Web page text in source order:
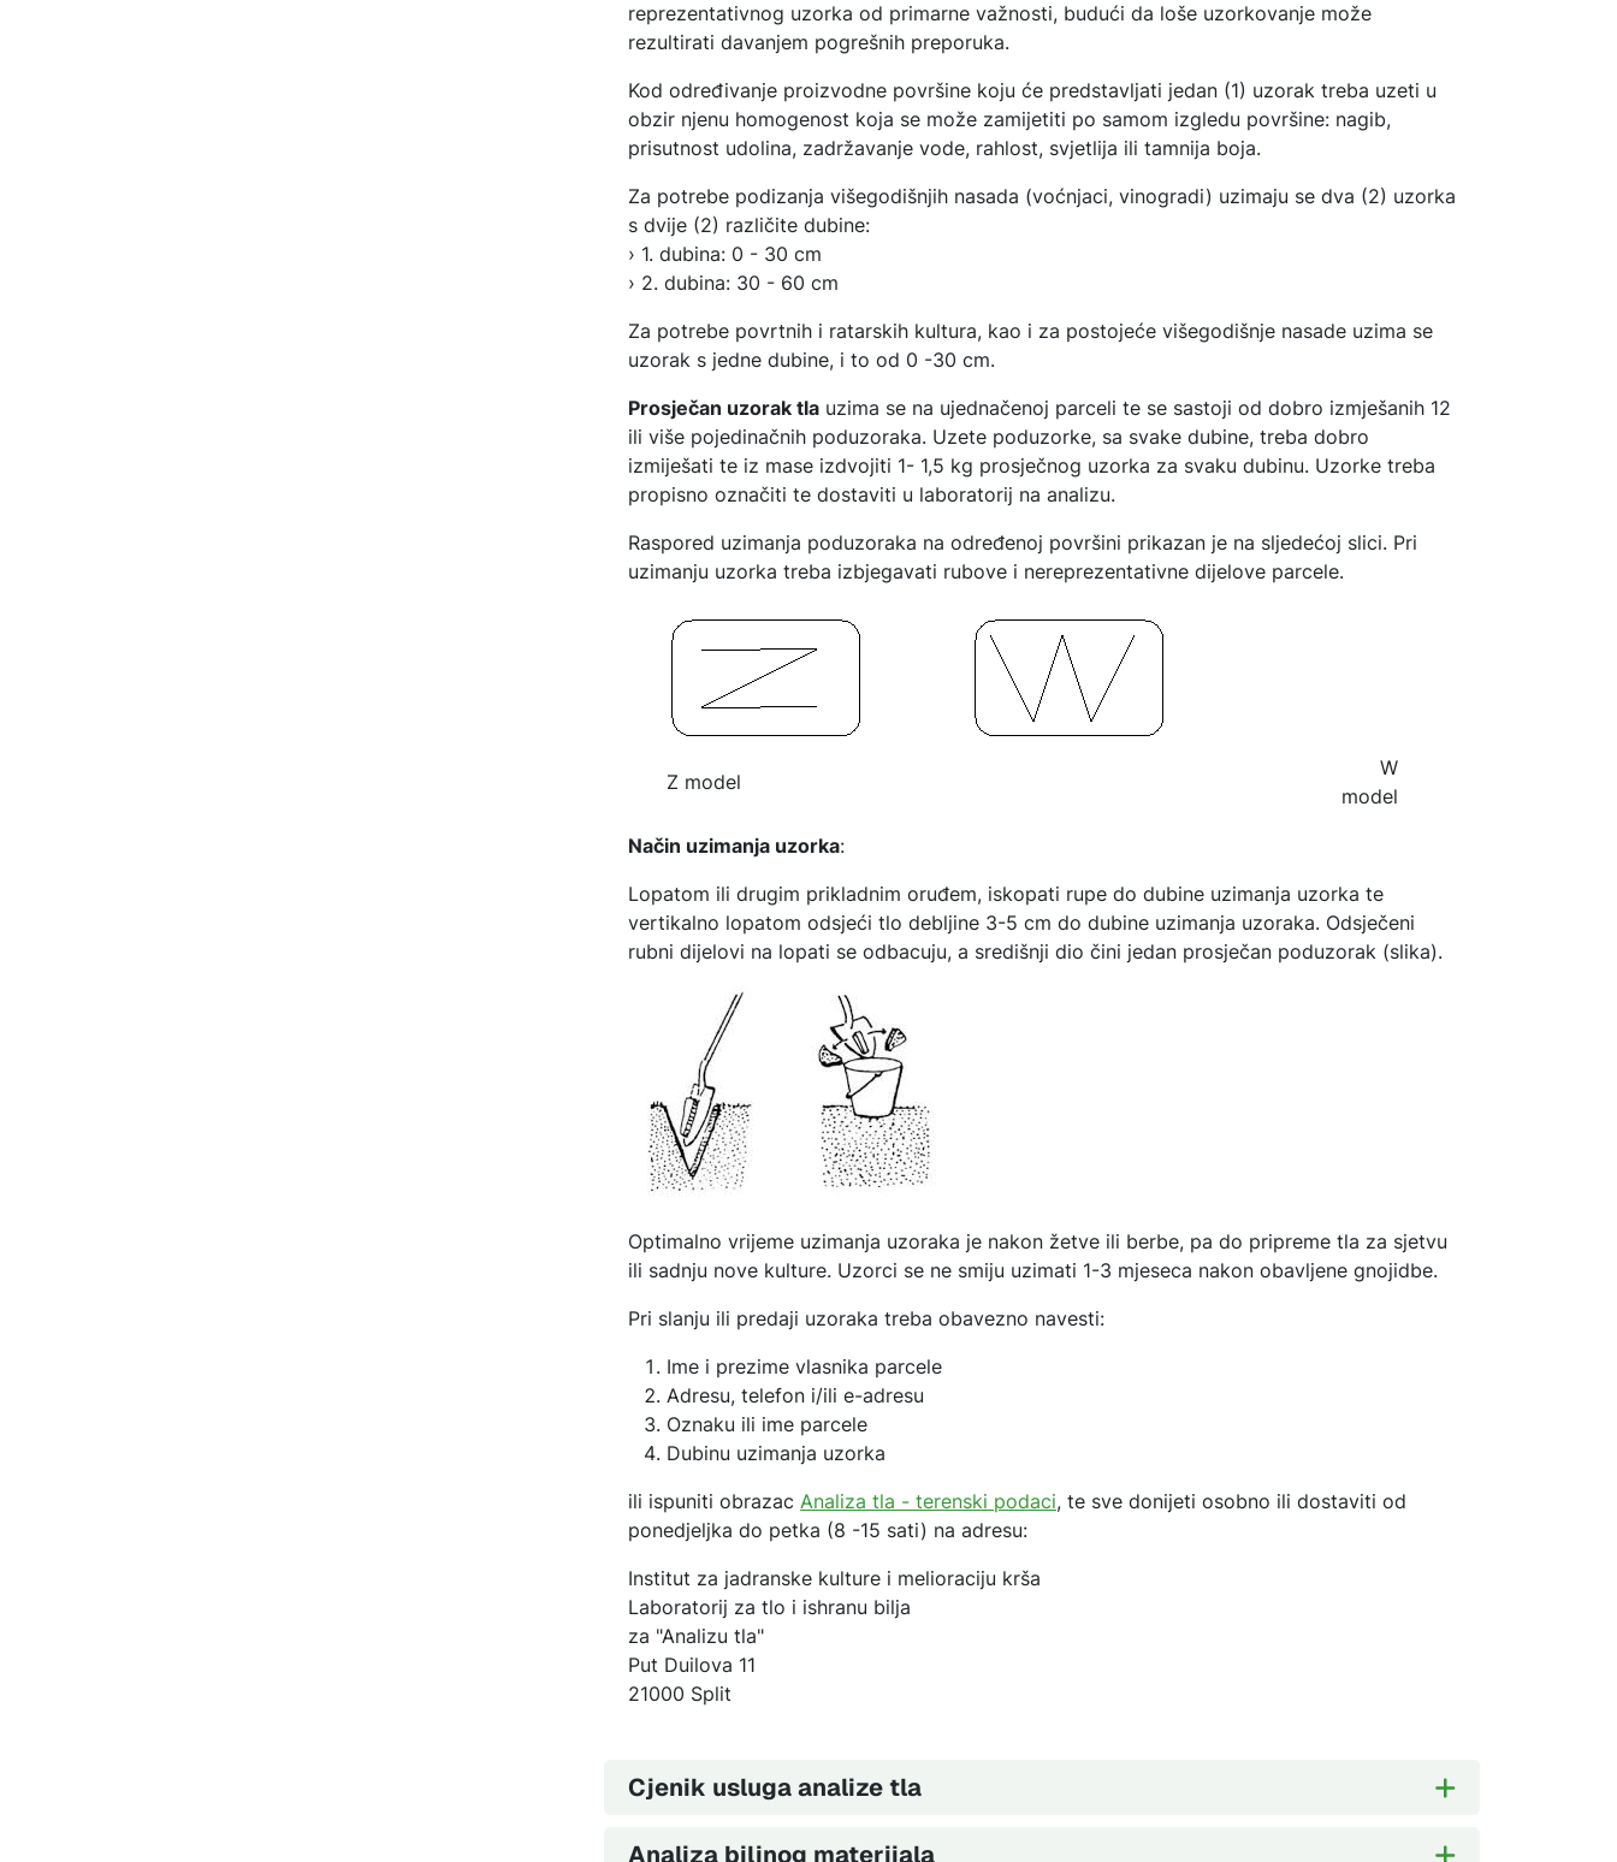
reprezentativnog uzorka od primarne važnosti, budući da loše uzorkovanje može
rezultirati davanjem pogrešnih preporuka.
Kod određivanje proizvodne površine koju će predstavljati jedan (1) uzorak treba uzeti u
obzir njenu homogenost koja se može zamijetiti po samom izgledu površine: nagib,
prisutnost udolina, zadržavanje vode, rahlost, svjetlija ili tamnija boja.
Za potrebe podizanja višegodišnjih nasada (voćnjaci, vinogradi) uzimaju se dva (2) uzorka
s dvije (2) različite dubine:
› 1. dubina: 0 - 30 cm
› 2. dubina: 30 - 60 cm
Za potrebe povrtnih i ratarskih kultura, kao i za postojeće višegodišnje nasade uzima se
uzorak s jedne dubine, i to od 0 -30 cm.
Prosječan uzorak tla uzima se na ujednačenoj parceli te se sastoji od dobro izmješanih 12
ili više pojedinačnih poduzoraka. Uzete poduzorke, sa svake dubine, treba dobro
izmiješati te iz mase izdvojiti 1- 1,5 kg prosječnog uzorka za svaku dubinu. Uzorke treba
propisno označiti te dostaviti u laboratorij na analizu.
Raspored uzimanja poduzoraka na određenoj površini prikazan je na sljedećoj slici. Pri
uzimanju uzorka treba izbjegavati rubove i nereprezentativne dijelove parcele.
Z model
W
model
Način uzimanja uzorka:
Lopatom ili drugim prikladnim oruđem, iskopati rupe do dubine uzimanja uzorka te
vertikalno lopatom odsjeći tlo debljine 3-5 cm do dubine uzimanja uzoraka. Odsječeni
rubni dijelovi na lopati se odbacuju, a središnji dio čini jedan prosječan poduzorak (slika).
Optimalno vrijeme uzimanja uzoraka je nakon žetve ili berbe, pa do pripreme tla za sjetvu
ili sadnju nove kulture. Uzorci se ne smiju uzimati 1-3 mjeseca nakon obavljene gnojidbe.
Pri slanju ili predaji uzoraka treba obavezno navesti:
Ime i prezime vlasnika parcele
Adresu, telefon i/ili e-adresu
Oznaku ili ime parcele
Dubinu uzimanja uzorka
ili ispuniti obrazac Analiza tla - terenski podaci, te sve donijeti osobno ili dostaviti od
ponedjeljka do petka (8 -15 sati) na adresu:
Institut za jadranske kulture i melioraciju krša
Laboratorij za tlo i ishranu bilja
za "Analizu tla"
Put Duilova 11
21000 Split
Cjenik usluga analize tla
Analiza biljnog materijala